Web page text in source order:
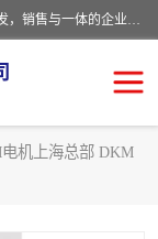
上海精晟邦机电科技有限公司是一家专业从事减速机研发，销售与一体的企业。公司拥有资深技术人员和技术团队服务人才，致力于为广大客户提供专业，细致的产品服务。主营产品有：中型减速电机，微型调速电机，精密行星减速机，蜗轮蜗杆减速机，RFKS四大系列减速机，SKM双曲面齿轮减速机，齿轮减速电机，行星减速机，防爆电机，变频器等系列；产品广泛用于汽车，船舶，能源，环保，包装，物流等领域，欢迎咨询。
机上海总部 DKM